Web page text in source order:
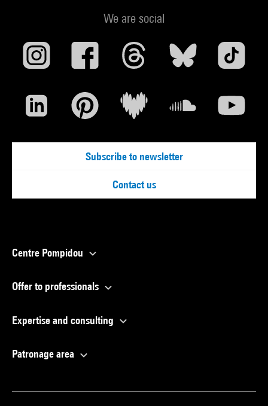
We are social
Subscribe to newsletter
Contact us
Centre Pompidou
Offer to professionals
Expertise and consulting
Patronage area